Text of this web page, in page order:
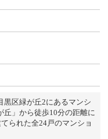
黒区緑が丘2にあるマンシ
丘」から徒歩10分の距離に
られた全24戸のマンショ